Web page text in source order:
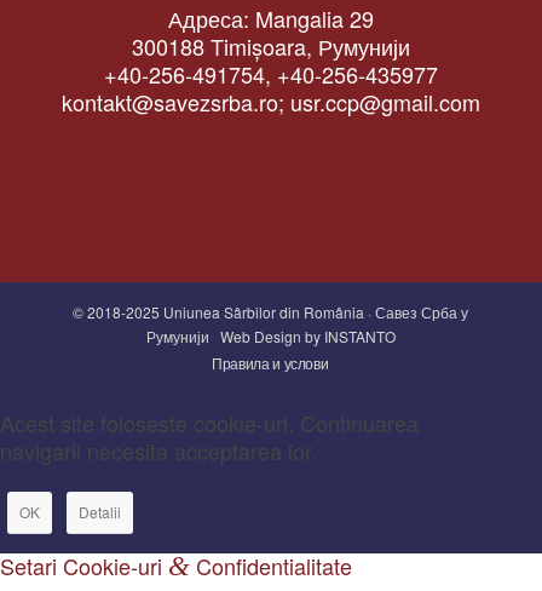
Адреса: Mangalia 29
300188 Timișoara, Румунији
+40-256-491754, +40-256-435977
kontakt@savezsrba.ro; usr.ccp@gmail.com
© 2018-2025 Uniunea Sârbilor din România · Савез Срба у
Румунији Web Design by INSTANTO
Правила и услови
Acest site foloseste cookie-uri. Continuarea
navigarii necesita acceptarea lor.
OK Detalii
Setari Cookie-uri & Confidentialitate